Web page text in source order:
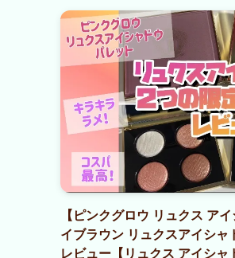
【ピンクグロウ リュクス ア
イブラウン リュクスアイシャ
レビュー【リュクス アイシャ